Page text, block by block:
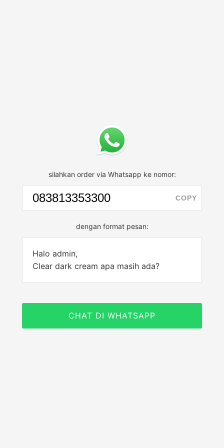
silahkan order via Whatsapp ke nomor:
COPY
dengan format pesan:
Halo admin,
Clear dark cream apa masih ada?
CHAT DI WHATSAPP